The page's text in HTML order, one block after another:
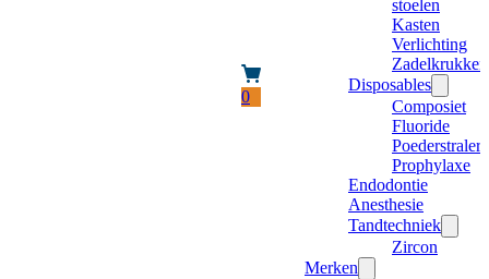
0
stoelen
Kasten
Verlichting
Zadelkrukken
Disposables
Composiet
Fluoride
Poederstraler
Prophylaxe
Endodontie
Anesthesie
Tandtechniek
Zircon
Merken